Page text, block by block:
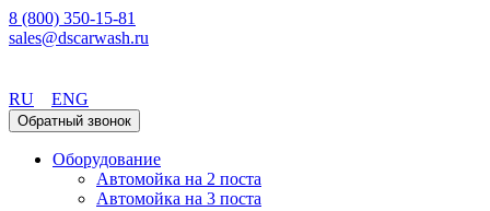
8 (800) 350-15-81
sales@dscarwash.ru
RU
ENG
Обратный звонок
Оборудование
Автомойка на 2 поста
Автомойка на 3 поста